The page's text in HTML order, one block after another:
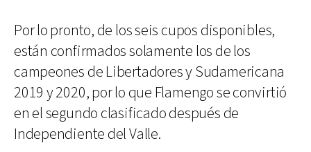
Por lo pronto, de los seis cupos disponibles,
están confirmados solamente los de los
campeones de Libertadores y Sudamericana
2019 y 2020, por lo que Flamengo se convirtió
en el segundo clasificado después de
Independiente del Valle.